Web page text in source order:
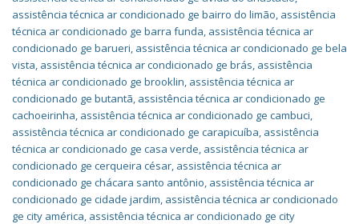
assistência técnica ar condicionado ge bairro do limão, assistência
técnica ar condicionado ge barra funda, assistência técnica ar
condicionado ge barueri, assistência técnica ar condicionado ge bela
vista, assistência técnica ar condicionado ge brás, assistência
técnica ar condicionado ge brooklin, assistência técnica ar
condicionado ge butantã, assistência técnica ar condicionado ge
cachoeirinha, assistência técnica ar condicionado ge cambuci,
assistência técnica ar condicionado ge carapicuíba, assistência
técnica ar condicionado ge casa verde, assistência técnica ar
condicionado ge cerqueira césar, assistência técnica ar
condicionado ge chácara santo antônio, assistência técnica ar
condicionado ge cidade jardim, assistência técnica ar condicionado
ge city américa, assistência técnica ar condicionado ge city